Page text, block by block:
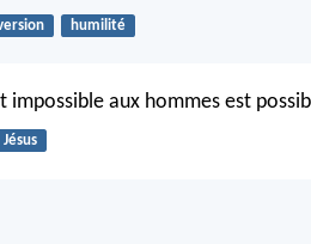
humilité
impossible aux hommes est
Jésus